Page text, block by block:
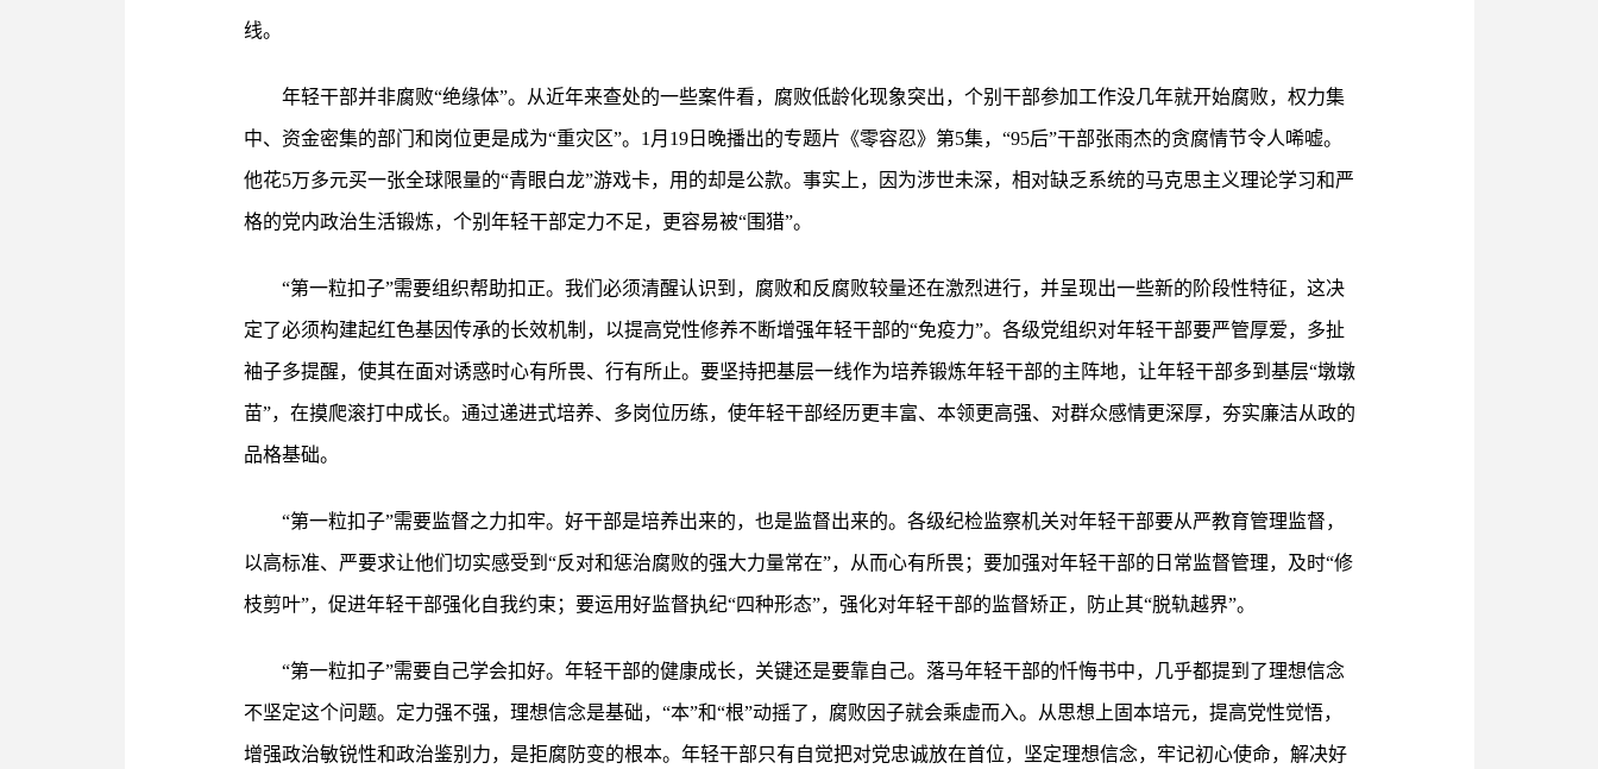
线。
年轻干部并非腐败“绝缘体”。从近年来查处的一些案件看，腐败低龄化现象突出，个别干部参加工作没几年就开始腐败，权力集
中、资金密集的部门和岗位更是成为“重灾区”。1月19日晚播出的专题片《零容忍》第5集，“95后”干部张雨杰的贪腐情节令人唏嘘。
他花5万多元买一张全球限量的“青眼白龙”游戏卡，用的却是公款。事实上，因为涉世未深，相对缺乏系统的马克思主义理论学习和严
格的党内政治生活锻炼，个别年轻干部定力不足，更容易被“围猎”。
“第一粒扣子”需要组织帮助扣正。我们必须清醒认识到，腐败和反腐败较量还在激烈进行，并呈现出一些新的阶段性特征，这决
定了必须构建起红色基因传承的长效机制，以提高党性修养不断增强年轻干部的“免疫力”。各级党组织对年轻干部要严管厚爱，多扯
袖子多提醒，使其在面对诱惑时心有所畏、行有所止。要坚持把基层一线作为培养锻炼年轻干部的主阵地，让年轻干部多到基层“墩墩
苗”，在摸爬滚打中成长。通过递进式培养、多岗位历练，使年轻干部经历更丰富、本领更高强、对群众感情更深厚，夯实廉洁从政的
品格基础。
“第一粒扣子”需要监督之力扣牢。好干部是培养出来的，也是监督出来的。各级纪检监察机关对年轻干部要从严教育管理监督，
以高标准、严要求让他们切实感受到“反对和惩治腐败的强大力量常在”，从而心有所畏；要加强对年轻干部的日常监督管理，及时“修
枝剪叶”，促进年轻干部强化自我约束；要运用好监督执纪“四种形态”，强化对年轻干部的监督矫正，防止其“脱轨越界”。
“第一粒扣子”需要自己学会扣好。年轻干部的健康成长，关键还是要靠自己。落马年轻干部的忏悔书中，几乎都提到了理想信念
不坚定这个问题。定力强不强，理想信念是基础，“本”和“根”动摇了，腐败因子就会乘虚而入。从思想上固本培元，提高党性觉悟，
增强政治敏锐性和政治鉴别力，是拒腐防变的根本。年轻干部只有自觉把对党忠诚放在首位，坚定理想信念，牢记初心使命，解决好